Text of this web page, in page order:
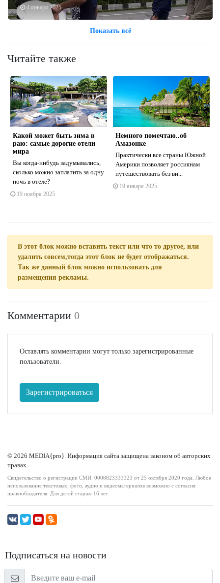
4 января 2025
Показать всё
Читайте также
Какой может быть зима в
раю: самые дорогие отели
мира
Вы когда-нибудь задумывались,
сколько можно заплатить за одну
ночь в отеле?
19 ноября 2025
Немного помечтаю..об
Амазонке
Практически все страны Южной
Америки позволяет россиянам
путешествовать без ви...
19 января 2025
В этот блок можно вставить текст или что то другое, или
удалить совсем,тогда этот блок не будет отображаться.
Так же данный блок можно использовать для
размещения рекламы.
Комментарии 0
Оставлять комментарии могут только зарегистрированные
пользователи.
Зарегистрироваться
© 2026 MEDIA{pro}. Информация сайта защищена законом об авторских
правах.
Свидетельство о регистрации СМИ: 0008823333323 от 25 октября 2020 года. Любое
использование текстовых, фото, аудио и видеоматериалов возможно с согласия
правообладателя. Для детей старше 16 лет.
Подписаться на новости